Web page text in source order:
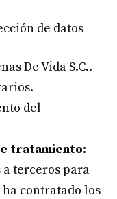
de datos
De Vida S.C..
del
tratamiento:
a terceros para
contratado los